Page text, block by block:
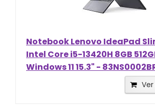
Notebook Lenovo IdeaPad
Intel Core i5-13420H 8GB
Windows 11 15.3" -